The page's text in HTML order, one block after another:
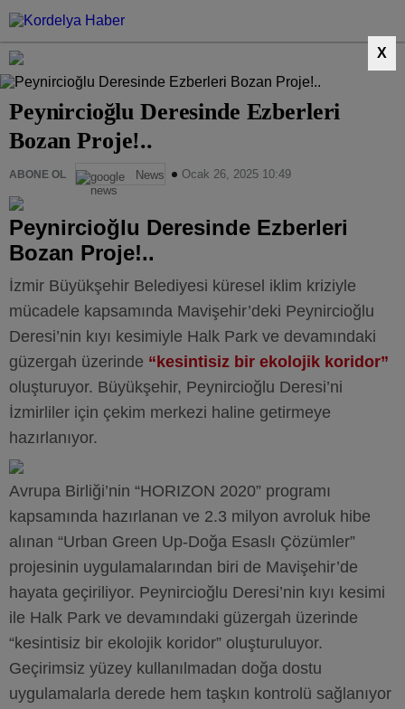
X
Peynircioğlu Deresinde Ezberleri
Bozan Proje!..
ABONE OL News Ocak 26, 2025 10:49
Peynircioğlu Deresinde Ezberleri
Bozan Proje!..
İzmir Büyükşehir Belediyesi küresel iklim kriziyle
mücadele kapsamında Mavişehir’deki Peynircioğlu
Deresi’nin kıyı kesimiyle Halk Park ve devamındaki
güzergah üzerinde “kesintisiz bir ekolojik koridor”
oluşturuyor. Büyükşehir, Peynircioğlu Deresi’ni
İzmirliler için çekim merkezi haline getirmeye
hazırlanıyor.
Avrupa Birliği’nin “HORIZON 2020” programı
kapsamında hazırlanan ve 2.3 milyon avroluk hibe
alınan “Urban Green Up-Doğa Esaslı Çözümler”
projesinin uygulamalarından biri de Mavişehir’de
hayata geçiriliyor. Peynircioğlu Deresi’nin kıyı kesimi
ile Halk Park ve devamındaki güzergah üzerinde
“kesintisiz bir ekolojik koridor” oluşturuluyor.
Geçirimsiz yüzey kullanılmadan doğa dostu
uygulamalarla derede hem taşkın kontrolü sağlanıyor